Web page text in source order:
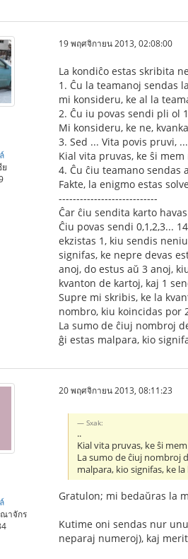
ย
19 พฤศจิกายน 2013, 02:08:00
La kondiĉo estas skribita
1. Ĉu la teamanoj sendas
mi konsideru, ke al la
2. Ĉu iu povas sendi pli ol
Mi konsideru, ke ne,
3. Sed ... Vita povis pruvi,
Kial vita pruvas, ke ŝi
4. Ĉu ĉiu teamano sendas
Fakte, la enigmo estas
----------------------------
Ĉar ĉiu sendita karto
Ĉiu povas sendi 0,1,2,3...
ekzistas 1, kiu sendis
signifas, ke nepre devas
anoj, do estus aŭ 3 anoj,
kvanton de kartoj, kaj 1
Supre mi skribis, ke la
nombro, kiu koincidas por
La sumo de ĉiuj nombroj
ĝi estas malpara, kio
าจักร
20 พฤศจิกายน 2013, 08:11:23
Sxak:
..
Kial vita pruvas, ke ŝi
La sumo de ĉiuj nombroj
malpara, kio signifas, ke
Gratulon; mi bedaŭras la
Kutime oni sendas nur
neparaj numeroj), kaj